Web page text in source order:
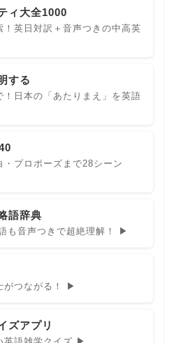
ィ大全1000
英日対訳＋音声つきの中高英
する
！日本の「あたりまえ」を英語
・プロポーズまで28シーン
語辞典
も音声つきで超絶理解！ ▶
がつながる！ ▶
ズアプリ